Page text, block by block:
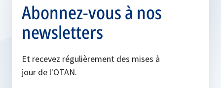
Abonnez-vous à nos
newsletters
Et recevez régulièrement des mises à
jour de l'OTAN.